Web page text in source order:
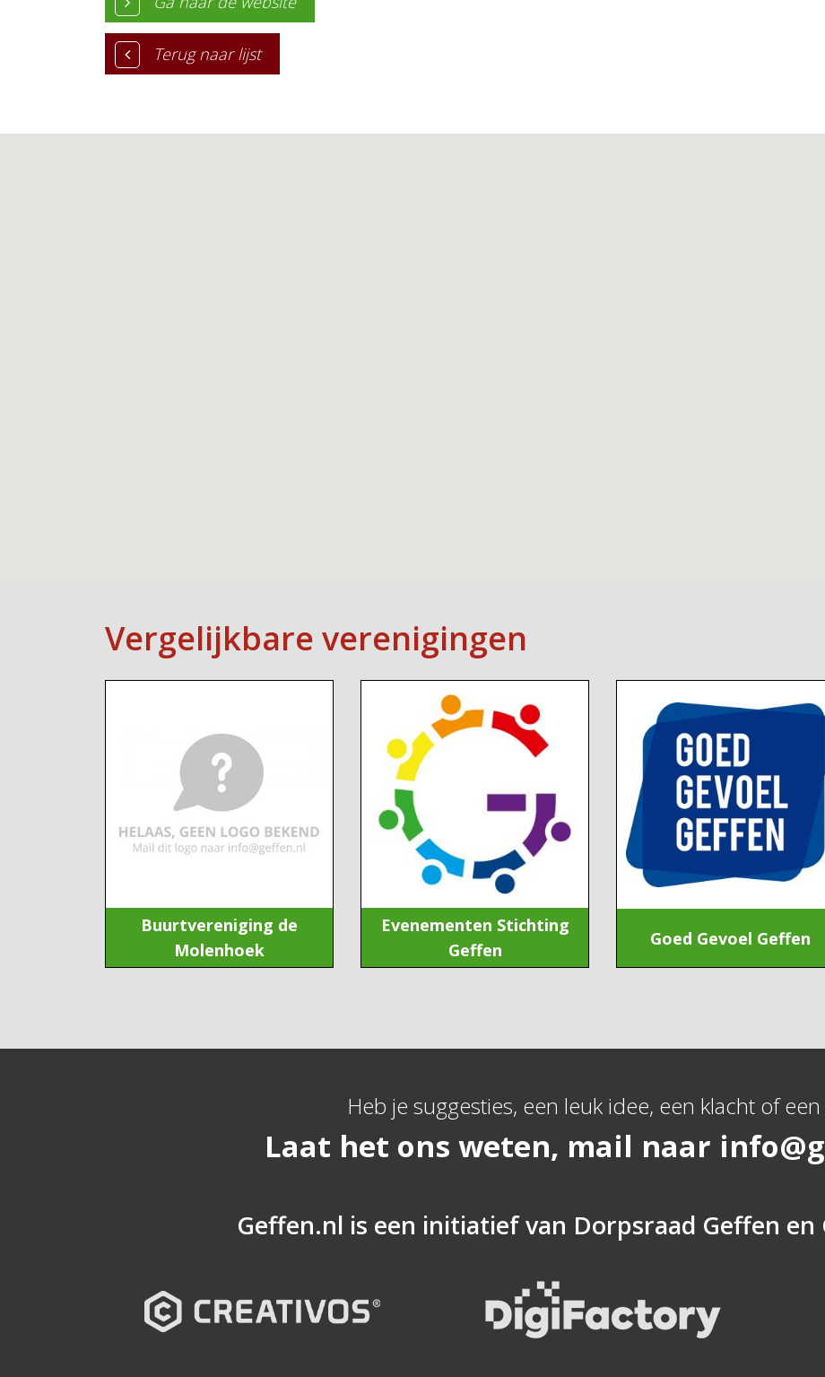
Terug naar lijst
Vergelijkbare verenigingen
Buurtvereniging de
Molenhoek
Evenementen Stichting
Geffen
Goed Gevoel Geffen
Heb je suggesties, een leuk idee, een klacht of een
Laat het ons weten, mail naar
Geffen.nl is een initiatief van Dorpsraad Geffen en